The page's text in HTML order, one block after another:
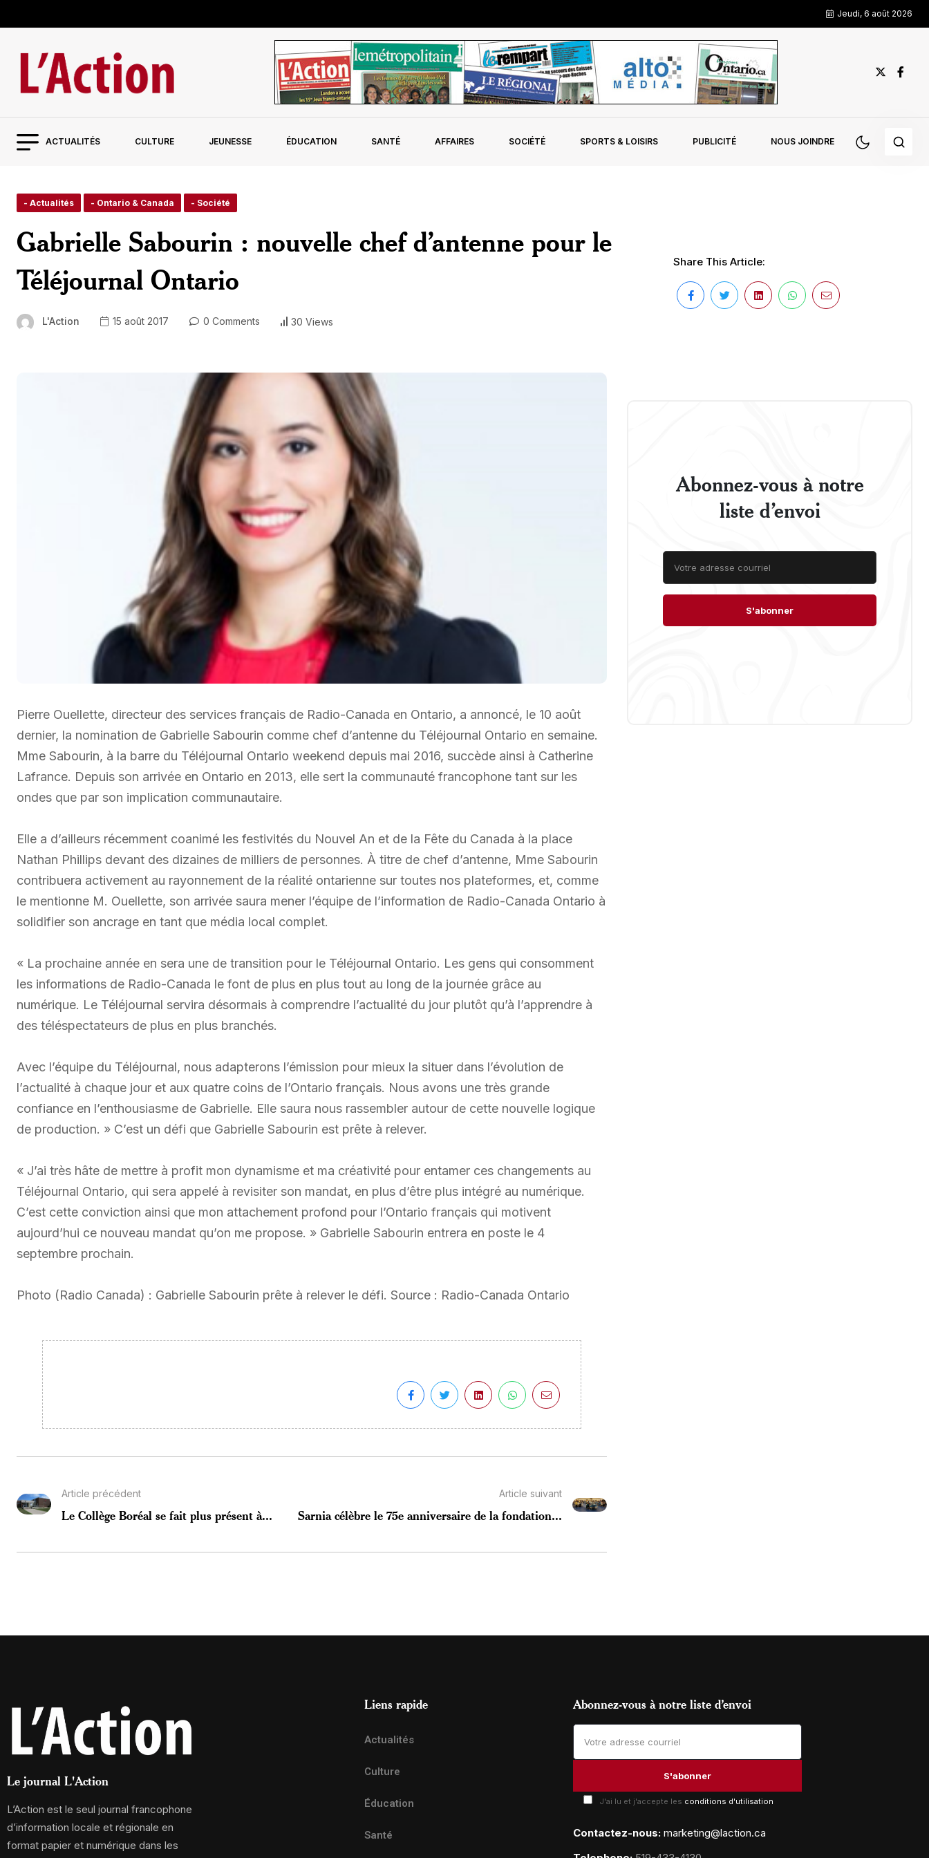
Jeudi, 6 août 2026
ACTUALITÉS CULTURE JEUNESSE ÉDUCATION SANTÉ AFFAIRES SOCIÉTÉ SPORTS & LOISIRS PUBLICITÉ NOUS JOINDRE
- Actualités - Ontario & Canada - Société
Gabrielle Sabourin : nouvelle chef d’antenne pour le
Téléjournal Ontario
L'Action 15 août 2017 0 Comments 30 Views
Share This Article:
Pierre Ouellette, directeur des services français de Radio-Canada en Ontario, a annoncé, le 10 août
dernier, la nomination de Gabrielle Sabourin comme chef d’antenne du Téléjournal Ontario en semaine.
Mme Sabourin, à la barre du Téléjournal Ontario weekend depuis mai 2016, succède ainsi à Catherine
Lafrance. Depuis son arrivée en Ontario en 2013, elle sert la communauté francophone tant sur les
ondes que par son implication communautaire.
Elle a d’ailleurs récemment coanimé les festivités du Nouvel An et de la Fête du Canada à la place
Nathan Phillips devant des dizaines de milliers de personnes. À titre de chef d’antenne, Mme Sabourin
contribuera activement au rayonnement de la réalité ontarienne sur toutes nos plateformes, et, comme
le mentionne M. Ouellette, son arrivée saura mener l’équipe de l’information de Radio-Canada Ontario à
solidifier son ancrage en tant que média local complet.
« La prochaine année en sera une de transition pour le Téléjournal Ontario. Les gens qui consomment
les informations de Radio-Canada le font de plus en plus tout au long de la journée grâce au
numérique. Le Téléjournal servira désormais à comprendre l’actualité du jour plutôt qu’à l’apprendre à
des téléspectateurs de plus en plus branchés.
Avec l’équipe du Téléjournal, nous adapterons l’émission pour mieux la situer dans l’évolution de
l’actualité à chaque jour et aux quatre coins de l’Ontario français. Nous avons une très grande
confiance en l’enthousiasme de Gabrielle. Elle saura nous rassembler autour de cette nouvelle logique
de production. » C’est un défi que Gabrielle Sabourin est prête à relever.
« J’ai très hâte de mettre à profit mon dynamisme et ma créativité pour entamer ces changements au
Téléjournal Ontario, qui sera appelé à revisiter son mandat, en plus d’être plus intégré au numérique.
C’est cette conviction ainsi que mon attachement profond pour l’Ontario français qui motivent
aujourd’hui ce nouveau mandat qu’on me propose. » Gabrielle Sabourin entrera en poste le 4
septembre prochain.
Photo (Radio Canada) : Gabrielle Sabourin prête à relever le défi. Source : Radio-Canada Ontario
Article précédent
Le Collège Boréal se fait plus présent à...
Article suivant
Sarnia célèbre le 75e anniversaire de la fondation...
Abonnez-vous à notre
liste d’envoi
Le journal L'Action
L’Action est le seul journal francophone
d’information locale et régionale en
format papier et numérique dans les
Liens rapide
Actualités
Culture
Éducation
Santé
Abonnez-vous à notre liste d’envoi
J'ai lu et j'accepte les conditions d'utilisation
Contactez-nous: marketing@laction.ca